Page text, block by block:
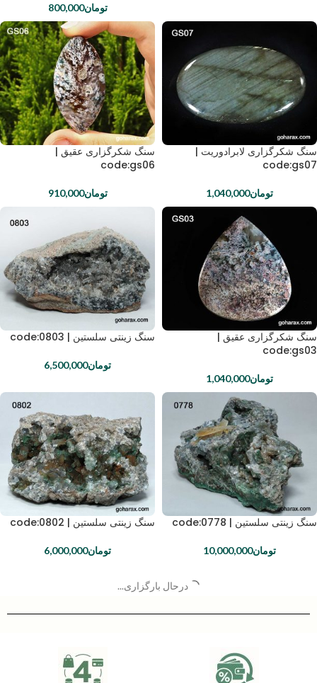
تومان800,000
سنگ شکرگزاری لابرادوریت |
code:gs07
تومان1,040,000
سنگ شکرگزاری عقیق |
code:gs06
تومان910,000
سنگ شکرگزاری عقیق |
code:gs03
تومان1,040,000
سنگ زینتی سلستین | code:0803
تومان6,500,000
سنگ زینتی سلستین | code:0778
تومان10,000,000
سنگ زینتی سلستین | code:0802
تومان6,000,000
درحال بارگزاری...